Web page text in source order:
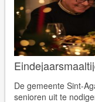
De gemeente Sint-
senioren uit te